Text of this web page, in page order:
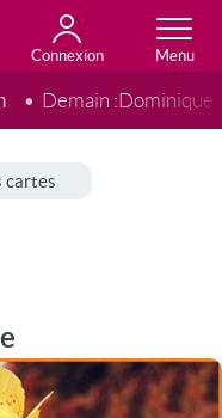
Connexion
Demain :Dominique
cartes